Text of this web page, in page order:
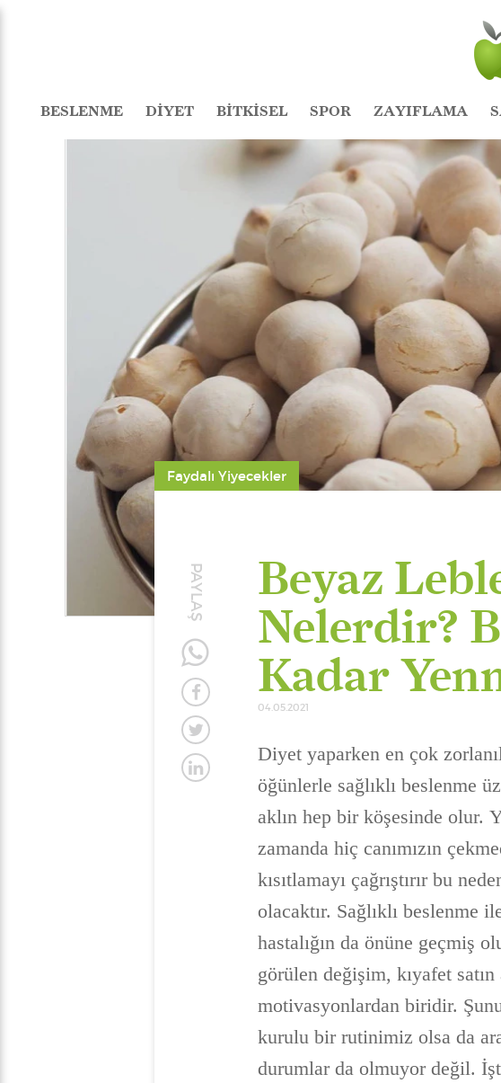
BESLENME DİYET BİTKİSEL SPOR ZAYIFLAMA
PAYLAŞ
Faydalı Yiyecekler
Beyaz
Nelerdir?
Kadar
04.05.2021
Diyet yaparken en çok
öğünlerle sağlıklı beslenme
aklın hep bir köşesinde
zamanda hiç canımızın
kısıtlamayı çağrıştırır bu
olacaktır. Sağlıklı beslenme
hastalığın da önüne geçmiş
görülen değişim, kıyafet
motivasyonlardan biridir.
kurulu bir rutinimiz olsa da
durumlar da olmuyor değil.